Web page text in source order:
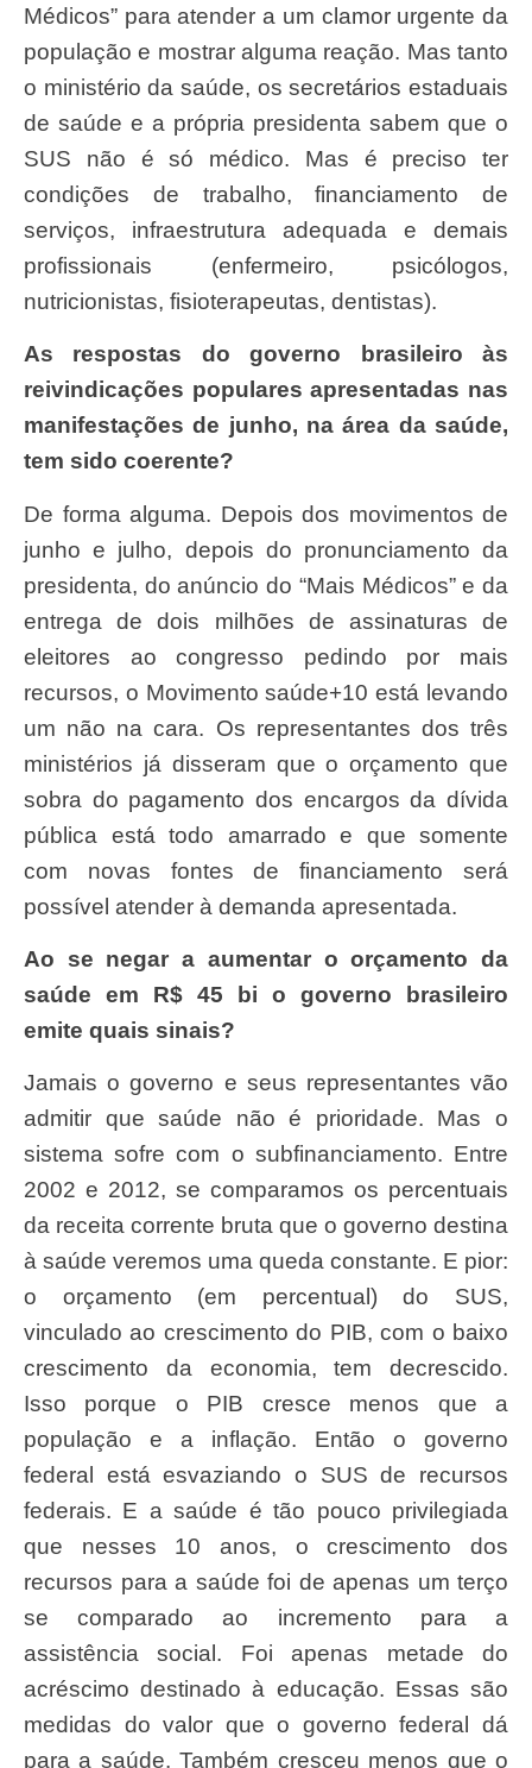
Médicos” para atender a um clamor urgente da
população e mostrar alguma reação. Mas tanto
o ministério da saúde, os secretários estaduais
de saúde e a própria presidenta sabem que o
SUS não é só médico. Mas é preciso ter
condições de trabalho, financiamento de
serviços, infraestrutura adequada e demais
profissionais (enfermeiro, psicólogos,
nutricionistas, fisioterapeutas, dentistas).
As respostas do governo brasileiro às
reivindicações populares apresentadas nas
manifestações de junho, na área da saúde,
tem sido coerente?
De forma alguma. Depois dos movimentos de
junho e julho, depois do pronunciamento da
presidenta, do anúncio do “Mais Médicos” e da
entrega de dois milhões de assinaturas de
eleitores ao congresso pedindo por mais
recursos, o Movimento saúde+10 está levando
um não na cara. Os representantes dos três
ministérios já disseram que o orçamento que
sobra do pagamento dos encargos da dívida
pública está todo amarrado e que somente
com novas fontes de financiamento será
possível atender à demanda apresentada.
Ao se negar a aumentar o orçamento da
saúde em R$ 45 bi o governo brasileiro
emite quais sinais?
Jamais o governo e seus representantes vão
admitir que saúde não é prioridade. Mas o
sistema sofre com o subfinanciamento. Entre
2002 e 2012, se comparamos os percentuais
da receita corrente bruta que o governo destina
à saúde veremos uma queda constante. E pior:
o orçamento (em percentual) do SUS,
vinculado ao crescimento do PIB, com o baixo
crescimento da economia, tem decrescido.
Isso porque o PIB cresce menos que a
população e a inflação. Então o governo
federal está esvaziando o SUS de recursos
federais. E a saúde é tão pouco privilegiada
que nesses 10 anos, o crescimento dos
recursos para a saúde foi de apenas um terço
se comparado ao incremento para a
assistência social. Foi apenas metade do
acréscimo destinado à educação. Essas são
medidas do valor que o governo federal dá
para a saúde. Também cresceu menos que o